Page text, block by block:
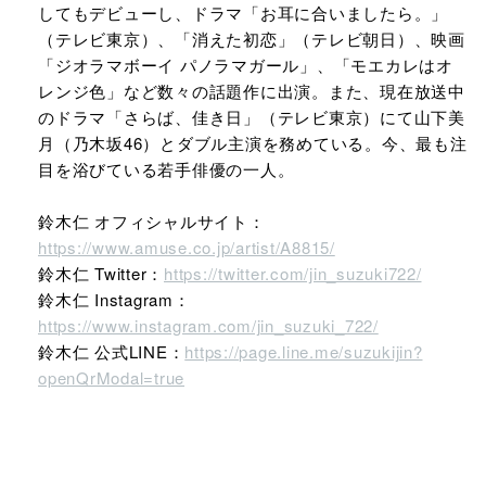
してもデビューし、ドラマ「お耳に合いましたら。」
（テレビ東京）、「消えた初恋」（テレビ朝日）、映画
「ジオラマボーイ パノラマガール」、「モエカレはオ
レンジ色」など数々の話題作に出演。また、現在放送中
のドラマ「さらば、佳き日」（テレビ東京）にて山下美
月（乃木坂46）とダブル主演を務めている。今、最も注
目を浴びている若手俳優の一人。
鈴木仁 オフィシャルサイト：
https://www.amuse.co.jp/artist/A8815/
鈴木仁 Twitter： https://twitter.com/jin_suzuki722/​
鈴木仁 Instagram：
https://www.instagram.com/jin_suzuki_722/​
鈴木仁 公式LINE： https://page.line.me/suzukijin?
openQrModal=true​